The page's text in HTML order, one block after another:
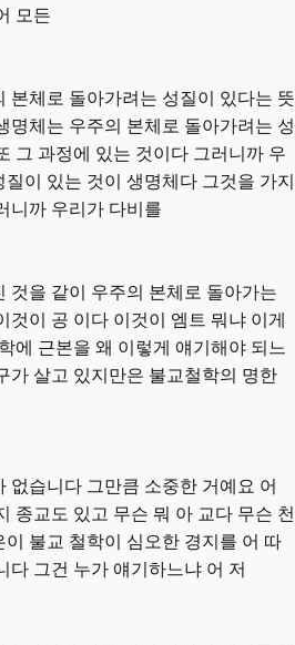
모든
본체로 돌아가려는 성질이 있다는 뜻
명체는 우주의 본체로 돌아가려는 성
그 과정에 있는 것이다 그러니까 우
이 있는 것이 생명체다 그것을 가지
니까 우리가 다비를
것을 같이 우주의 본체로 돌아가는
것이 공 이다 이것이 엠트 뭐냐 이게
에 근본을 왜 이렇게 얘기해야 되느
가 살고 있지만은 불교철학의 명한
없습니다 그만큼 소중한 거예요 어
종교도 있고 무슨 뭐 아 교다 무슨 천
불교 철학이 심오한 경지를 어 따
다 그건 누가 얘기하느냐 어 저